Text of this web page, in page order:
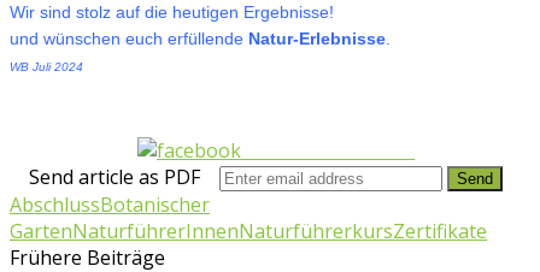
Wir sind stolz auf die heutigen Ergebnisse!
und wünschen euch erfüllende Natur-Erlebnisse
WB Juli 2024
Send article as PDF
AbschlussBotanischer
GartenNaturführerInnenNaturführerkursZertifikate
Frühere Beiträge